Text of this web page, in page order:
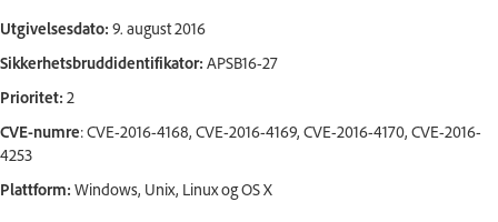
Utgivelsesdato: 9. august 2016
Sikkerhetsbruddidentifikator: APSB16-27
Prioritet: 2
CVE-numre: CVE-2016-4168, CVE-2016-4169, CVE-2016-4170, CVE-2016-
4253
Plattform: Windows, Unix, Linux og OS X